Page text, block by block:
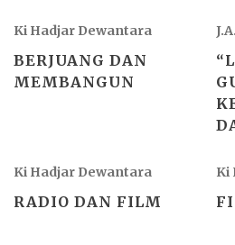
Ki Hadjar Dewantara
BERJUANG DAN
MEMBANGUN
Ki Hadjar Dewantara
RADIO DAN FILM
Ki